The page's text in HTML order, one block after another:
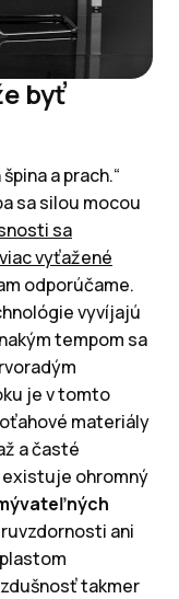
byť
a prach.“
sa silou mocou
sa
vyťažené
odporúčame.
vyvíjajú
tempom sa
je v tomto
materiály
a časté
existuje ohromný
ani
takmer